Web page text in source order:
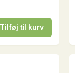
Tilføj til kurv